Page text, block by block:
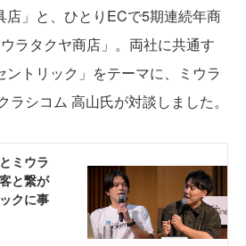
店」と、ひとりECで5期連続年商
ラタクヤ商店」。両社に共通す
ントリック」をテーマに、ミウラ
ラシコム 高山氏が対談しました。